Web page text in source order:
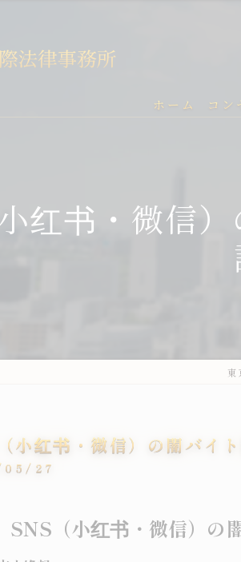
ホーム コン
红书・微信
東
小红书・微信）の闇バイ
27
SNS（小红书・微信）の